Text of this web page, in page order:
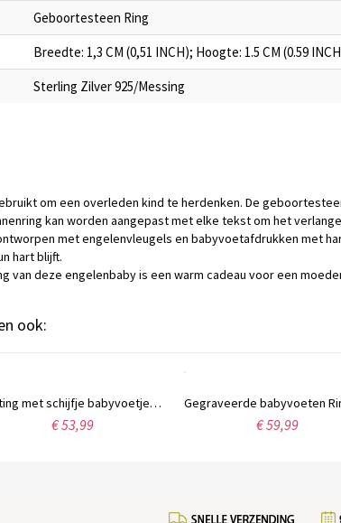
Geboortesteen Ring
Breedte: 1,3 CM (0,51 INCH); Hoogte: 1.5 CM (0.59
Sterling Zilver 925/Messing
om een overleden kind te herdenken. De
kan worden aangepast met elke tekst om het
met engelenvleugels en babyvoetafdrukken met
hart blijft.
van deze engelenbaby is een warm cadeau voor een
ook:
Ketting met schijfje babyvoetjes en geboortesteen voor nieuwe moeders, sterling zilver.
€ 53,99 € 59,99